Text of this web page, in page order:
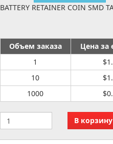
BATTERY RETAINER COIN SMD
Объем заказа
Цена за
1
10
1000